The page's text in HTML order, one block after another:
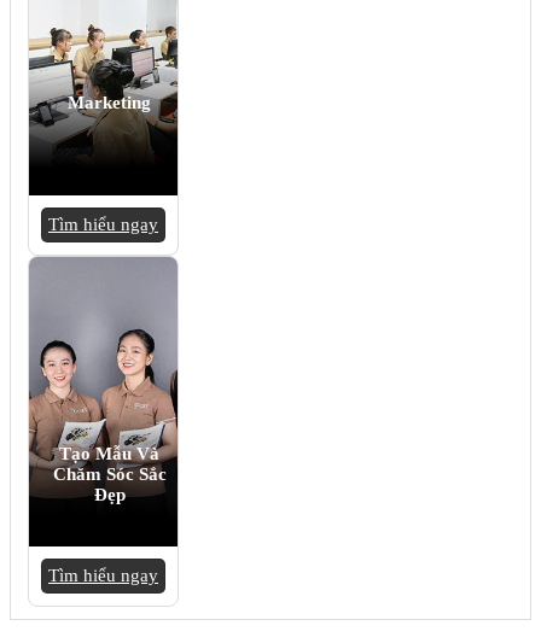
Marketing
Tìm hiểu ngay
Tạo Mẫu Và
Chăm Sóc Sắc
Đẹp
Tìm hiểu ngay